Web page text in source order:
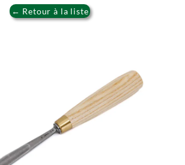
← Retour à la liste